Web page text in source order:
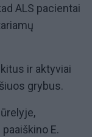
ALS pacientai
ir aktyviai
grybus.
E.